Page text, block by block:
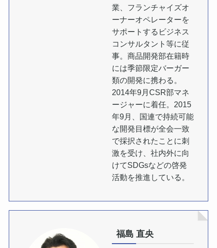
業、フランチャイズオ
ーナーオペレーターを
サポートするビジネス
コンサルタント等に従
事。商品開発部在籍時
には季節限定バーガー
類の開発に携わる。
2014年9月CSR部マネ
ージャーに着任。2015
年9月、国連で持続可能
な開発目標が全会一致
で採択されたことに刺
激を受け、社内外に向
けてSDGsなどの啓発
活動を推進している。
福島 直央